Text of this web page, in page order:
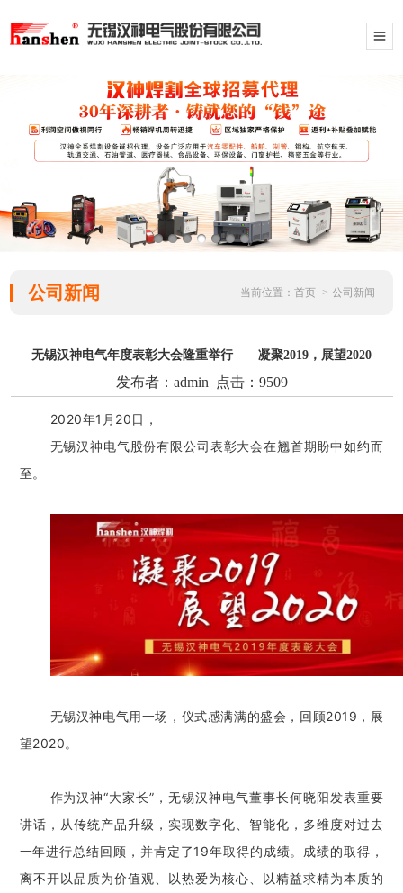
公司新闻 当前位置： 首页 > 公司新闻
无锡汉神电气年度表彰大会隆重举行——凝聚2019，展望2020
发布者：admin 点击：9509
2020年1月20日，
无锡汉神电气股份有限公司表彰大会在翘首期盼中如约而
至。
无锡汉神电气用一场，仪式感满满的盛会，回顾2019，展
望2020。
作为汉神“大家长”，无锡汉神电气董事长何晓阳发表重要
讲话，从传统产品升级，实现数字化、智能化，多维度对过去
一年进行总结回顾，并肯定了19年取得的成绩。成绩的取得，
离不开以品质为价值观、以热爱为核心、以精益求精为本质的